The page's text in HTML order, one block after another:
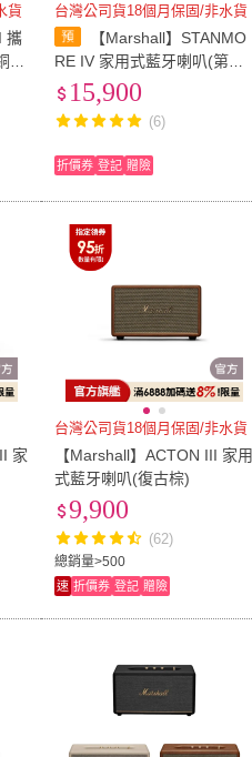
貨
攜
台灣公司貨18個月保固/非水貨
【Marshall】STANMO
RE IV 家用式藍牙喇叭(第四
代)15,900
(6)
折價券 登記 贈險
家
台灣公司貨18個月保固/非水貨
【Marshall】ACTON III 家用
式藍牙喇叭(復古棕)
總銷量>500
9,900
(62)
速 折價券 登記 贈險